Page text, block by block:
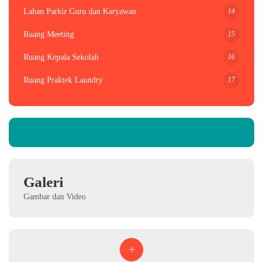
Lahan Parkir Guru dan Karyawan 14
Ruang Meeting 15
Ruang Kepala Sekolah 16
Ruang Praktek Laundry 17
Galeri
Gambar dan Video
+